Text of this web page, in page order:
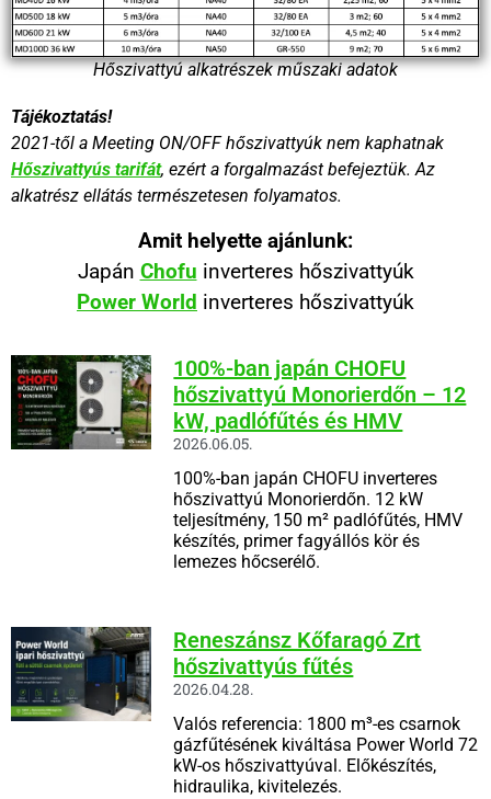
Hőszivattyú alkatrészek műszaki adatok
Tájékoztatás!
2021-től a Meeting ON/OFF hőszivattyúk nem kaphatnak
Hőszivattyús tarifát, ezért a forgalmazást befejeztük. Az
alkatrész ellátás természetesen folyamatos.
Amit helyette ajánlunk:
Japán Chofu inverteres hőszivattyúk
Power World inverteres hőszivattyúk
100%-ban japán CHOFU
hőszivattyú Monorierdőn – 12
kW, padlófűtés és HMV
2026.06.05.
100%-ban japán CHOFU inverteres
hőszivattyú Monorierdőn. 12 kW
teljesítmény, 150 m² padlófűtés, HMV
készítés, primer fagyállós kör és
lemezes hőcserélő.
Reneszánsz Kőfaragó Zrt
hőszivattyús fűtés
2026.04.28.
Valós referencia: 1800 m³-es csarnok
gázfűtésének kiváltása Power World 72
kW-os hőszivattyúval. Előkészítés,
hidraulika, kivitelezés.